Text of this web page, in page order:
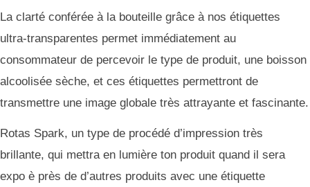
La clarté conférée à la bouteille grâce à nos étiquettes
ultra-transparentes permet immédiatement au
consommateur de percevoir le type de produit, une boisson
alcoolisée sèche, et ces étiquettes permettront de
transmettre une image globale très attrayante et fascinante.
Rotas Spark, un type de procédé d’impression très
brillante, qui mettra en lumière ton produit quand il sera
expo è près de d’autres produits avec une étiquette